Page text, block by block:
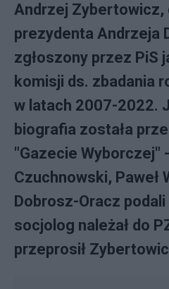
Andrzej Zybertowicz,
prezydenta Andrzeja
zgłoszony przez PiS
komisji ds. zbadania
w latach 2007-2022.
biografia została
"Gazecie Wyborczej"
Czuchnowski, Paweł
Dobrosz-Oracz
socjolog należał do
przeprosił